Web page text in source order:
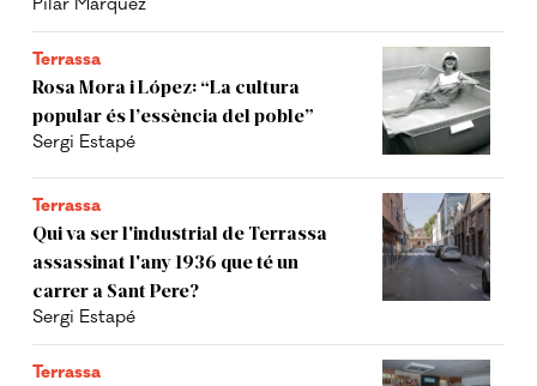
Terrassa
Rosa Mora i López: “La cultura
popular és l’essència del poble”
Sergi Estapé
Terrassa
Qui va ser l'industrial de Terrassa
assassinat l'any 1936 que té un
carrer a Sant Pere?
Sergi Estapé
Terrassa